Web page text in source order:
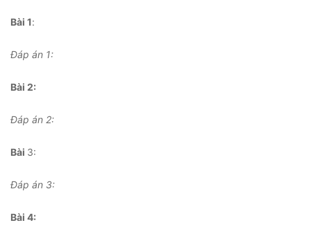
Bài 1:
Đáp án 1:
Bài 2:
Đáp án 2:
Bài 3:
Đáp án 3:
Bài 4: